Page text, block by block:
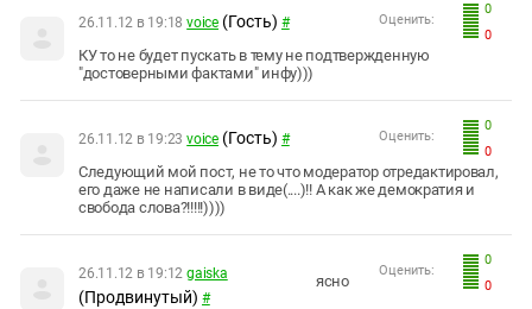
0
0
Оценить:
26.11.12 в 19:18 voice (Гость) #
КУ то не будет пускать в тему не подтвержденную
"достоверными фактами" инфу)))
0
0
Оценить:
26.11.12 в 19:23 voice (Гость) #
Следующий мой пост, не то что модератор отредактировал,
его даже не написали в виде(....)!! А как же демократия и
свобода слова?!!!!!))))
0
0
Оценить:
26.11.12 в 19:12 gaiska
(Продвинутый) #
ясно